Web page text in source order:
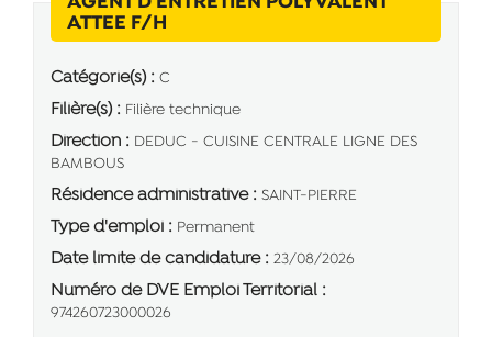
ATTEE F/H
Catégorie(s) : C
Filière(s) : Filière technique
Direction : DEDUC - CUISINE CENTRALE LIGNE DES
BAMBOUS
Résidence administrative : SAINT-PIERRE
Type d'emploi : Permanent
Date limite de candidature : 23/08/2026
Numéro de DVE Emploi Territorial :
974260723000026